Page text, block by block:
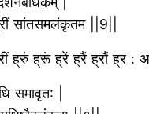
सांतसमलंकृतम ||9||
ह्रुं ह्रूं ह्रें ह्रैं ह्रौं ह्र : अ
समावृत: |